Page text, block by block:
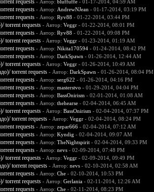
requests - Автор: bluffuffe- 01-17-2014, 04:59 AM
requests - Автор: AndrewNJean - 01-17-2014, 03:19 PM
requests - Автор: Ryv88 - 01-22-2014, 03:44 PM
torrent requests - Автор: Veggr- 01-22-2014, 08:01 PM
requests - Автор: Ryv88 - 01-22-2014, 09:08 PM
torrent requests - Автор: Veggr- 01-23-2014, 01:19 AM
requests - Автор: Nikita170594- 01-24-2014, 08:42 PM
requests - Автор: DarkSpawn - 01-26-2014, 12:44 AM
torrent requests - Автор: Veggr- 01-26-2014, 10:49 AM
torrent requests - Автор: DarkSpawn - 01-26-2014, 08:04 PM
requests - Автор: serg622 - 01-26-2014, 04:16 PM
requests - Автор: masterstvo - 01-29-2014, 04:04 PM
requests - Автор: BassOnirism - 02-01-2014, 01:08 AM
requests - Автор: thehearse- 02-04-2014, 06:45 AM
torrent requests - Автор: BassOnirism - 02-04-2014, 07:37 PM
torrent requests - Автор: Veggr- 02-04-2014, 08:24 PM
requests - Автор: zepar666- 02-04-2014, 07:12 AM
requests - Автор: Kyndig - 02-04-2014, 09:07 AM
requests - Автор: TheNightspirit- 02-04-2014, 09:33 PM
requests - Автор: nevs- 02-09-2014, 07:48 PM
torrent requests - Автор: Veggr- 02-09-2014, 09:49 PM
torrent requests - Автор: nevs- 02-10-2014, 02:58 AM
requests - Автор: Che- 02-10-2014, 10:53 PM
torrent requests - Автор: Gerlania- 02-11-2014, 12:26 AM
requests - Автор: Che- 02-11-2014, 08:23 PM